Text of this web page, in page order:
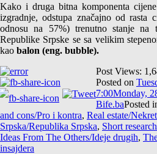
Kako i druga bitna komponenta
izgradnje, odstupa značajno od
odnosu na 57%) trenutno stanje na
Republike Srpske se sa velikim
kao balon (eng. bubble).
Post Views:
Posted on
7:00Monday,
Bife.baPosted
and cons/Pro i kontra, Real estate/
Srpska/Republika Srpska, Short
Ideas From The Others/Ideje drugih,
insajdera